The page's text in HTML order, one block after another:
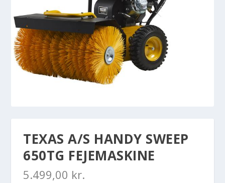
TEXAS A/S HANDY SWEEP
650TG FEJEMASKINE
5.499,00 kr.